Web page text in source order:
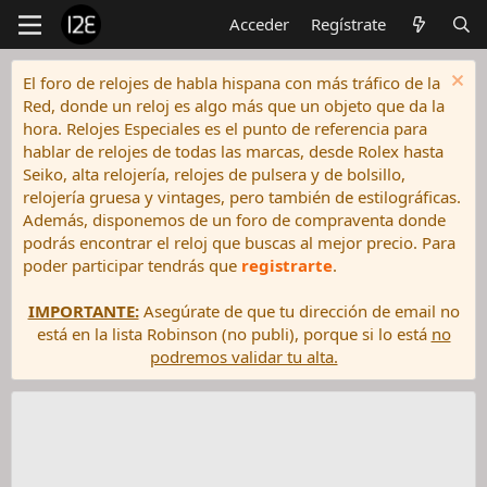
Acceder Regístrate
El foro de relojes de habla hispana con más tráfico de la
Red, donde un reloj es algo más que un objeto que da la
hora. Relojes Especiales es el punto de referencia para
hablar de relojes de todas las marcas, desde Rolex hasta
Seiko, alta relojería, relojes de pulsera y de bolsillo,
relojería gruesa y vintages, pero también de estilográficas.
Además, disponemos de un foro de compraventa donde
podrás encontrar el reloj que buscas al mejor precio. Para
poder participar tendrás que registrarte.
IMPORTANTE:Asegúrate de que tu dirección de email no
está en la lista Robinson (no publi), porque si lo está no
podremos validar tu alta.